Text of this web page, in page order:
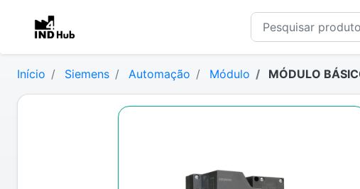
Início Siemens Automação Módulo MÓDULO